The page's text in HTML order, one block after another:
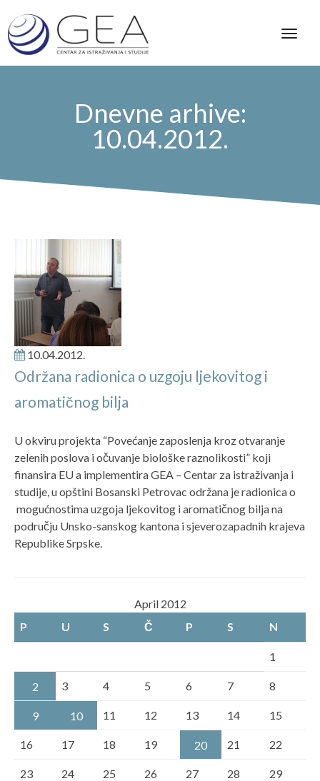
Dnevne arhive:
10.04.2012.
10.04.2012.
Održana radionica o uzgoju ljekovitog i
aromatičnog bilja
U okviru projekta “Povećanje zaposlenja kroz otvaranje
zelenih poslova i očuvanje biološke raznolikosti” koji
finansira EU a implementira GEA – Centar za istraživanja i
studije, u opštini Bosanski Petrovac održana je radionica o
mogućnostima uzgoja ljekovitog i aromatičnog bilja na
području Unsko-sanskog kantona i sjeverozapadnih krajeva
Republike Srpske.
April 2012
P
U S Č P S N
1
2 3 4 5 6 7 8
9 10 11 12 13 14 15
16 17 18 19 20 21 22
23 24 25 26 27 28 29